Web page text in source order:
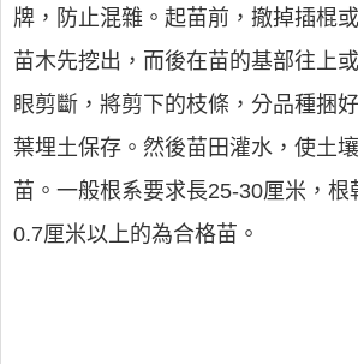
牌，防止混雜。起苗前，撤掉插棍
苗木先挖出，而後在苗的基部往上
眼剪斷，將剪下的枝條，分品種捆
葉埋土保存。然後苗田灌水，使土
苗。一般根系要求長25-30厘米，根
0.7厘米以上的為合格苗。